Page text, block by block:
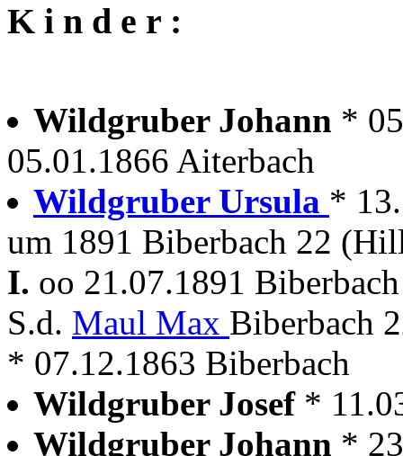
K i n d e r :
Wildgruber Johann *
05.01.1866 Aiterbach
Wildgruber Ursula *
um 1891 Biberbach 22
I. oo 21.07.1891
S.d. Maul Max Biberbach
* 07.12.1863 Biberbach
Wildgruber Josef *
Wildgruber Johann *